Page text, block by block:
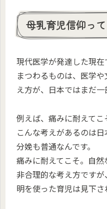
母乳育児信仰って
現代医学が発達した現
まつわるものは、医学
え方が、日本ではまだ一
例えば、痛みに耐えてこ
こんな考えがあるのは
分娩も普通なんです。
痛みに耐えてこそ。自然
非合理的な考え方です
明を使った育児は見下さ